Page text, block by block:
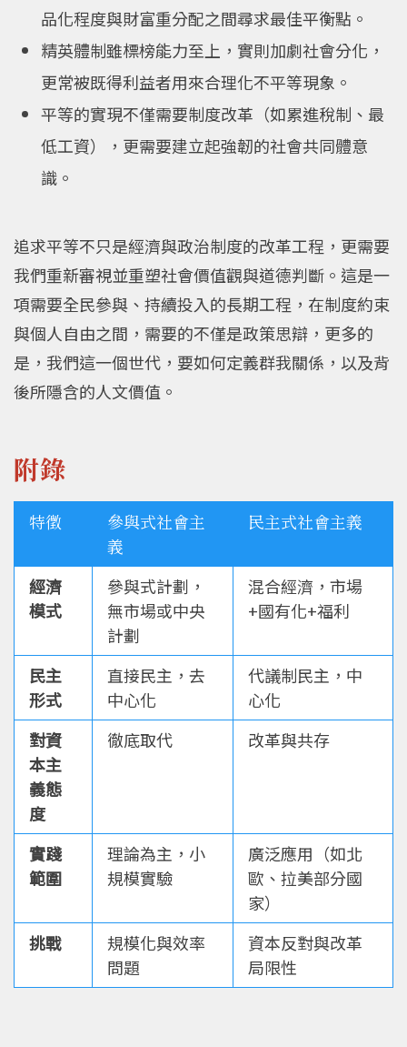
品化程度與財富重分配之間尋求最佳平衡點。
精英體制雖標榜能力至上，實則加劇社會分化，
更常被既得利益者用來合理化不平等現象。
平等的實現不僅需要制度改革（如累進稅制、最
低工資），更需要建立起強韌的社會共同體意
識。
追求平等不只是經濟與政治制度的改革工程，更需要
我們重新審視並重塑社會價值觀與道德判斷。這是一
項需要全民參與、持續投入的長期工程，在制度約束
與個人自由之間，需要的不僅是政策思辯，更多的
是，我們這一個世代，要如何定義群我關係，以及背
後所隱含的人文價值。
附錄
特徵
參與式社會主
義
民主式社會主義
經濟
模式
參與式計劃，
無市場或中央
計劃
混合經濟，市場
+國有化+福利
民主
形式
直接民主，去
中心化
代議制民主，中
心化
對資
本主
義態
度
徹底取代 改革與共存
實踐
範圍
理論為主，小
規模實驗
廣泛應用（如北
歐、拉美部分國
家）
挑戰
規模化與效率
問題
資本反對與改革
局限性